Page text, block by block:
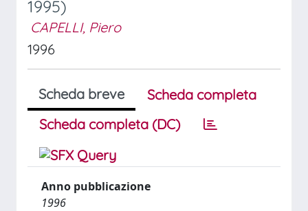
1995)
CAPELLI, Piero
1996
Scheda breve
Scheda completa
Scheda completa (DC)
Anno pubblicazione
1996